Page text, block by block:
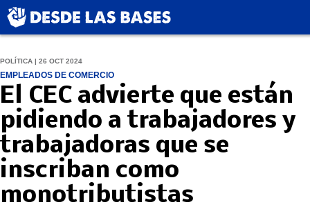
POLÍTICA | 26 OCT 2024
EMPLEADOS DE COMERCIO
El CEC advierte que están
pidiendo a trabajadores y
trabajadoras que se
inscriban como
monotributistas